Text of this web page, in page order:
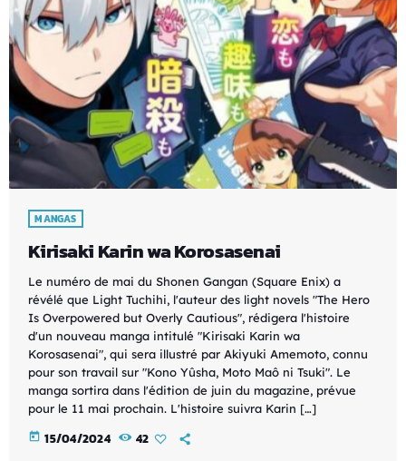
MANGAS
Kirisaki Karin wa Korosasenai
Le numéro de mai du Shonen Gangan (Square Enix) a
révélé que Light Tuchihi, l'auteur des light novels "The Hero
Is Overpowered but Overly Cautious", rédigera l'histoire
d'un nouveau manga intitulé "Kirisaki Karin wa
Korosasenai", qui sera illustré par Akiyuki Amemoto, connu
pour son travail sur "Kono Yûsha, Moto Maô ni Tsuki". Le
manga sortira dans l'édition de juin du magazine, prévue
pour le 11 mai prochain. L'histoire suivra Karin […]
today 15/04/2024 42